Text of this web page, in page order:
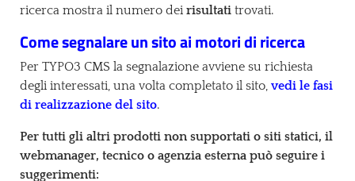
ricerca mostra il numero dei risultati trovati.
Come segnalare un sito ai motori di ricerca
Per TYPO3 CMS la segnalazione avviene su richiesta
degli interessati, una volta completato il sito, vedi le fasi
di realizzazione del sito.
Per tutti gli altri prodotti non supportati o siti statici, il
webmanager, tecnico o agenzia esterna può seguire i
suggerimenti: